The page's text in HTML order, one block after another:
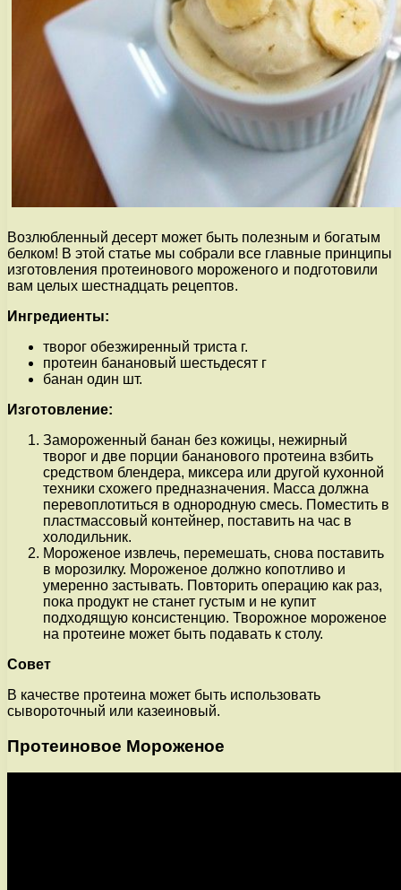
Возлюбленный десерт может быть полезным и богатым
белком! В этой статье мы собрали все главные принципы
изготовления протеинового мороженого и подготовили
вам целых шестнадцать рецептов.
Ингредиенты:
творог обезжиренный триста г.
протеин банановый шестьдесят г
банан один шт.
Изготовление:
Замороженный банан без кожицы, нежирный
творог и две порции бананового протеина взбить
средством блендера, миксера или другой кухонной
техники схожего предназначения. Масса должна
перевоплотиться в однородную смесь. Поместить в
пластмассовый контейнер, поставить на час в
холодильник.
Мороженое извлечь, перемешать, снова поставить
в морозилку. Мороженое должно копотливо и
умеренно застывать. Повторить операцию как раз,
пока продукт не станет густым и не купит
подходящую консистенцию. Творожное мороженое
на протеине может быть подавать к столу.
Совет
В качестве протеина может быть использовать
сывороточный или казеиновый.
Протеиновое Мороженое